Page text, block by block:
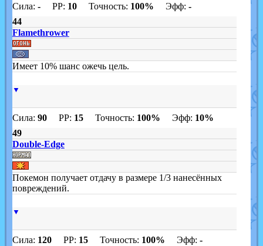
Сила: -PP: 10Точность: 100% Эфф: -
44
Flamethrower
Имеет 10% шанс ожечь цель.
▼
Сила: 90PP: 15Точность: 100% Эфф: 10%
49
Double-Edge
Покемон получает отдачу в размере 1/3 нанесённых
повреждений.
▼
Сила: 120PP: 15Точность: 100% Эфф: -